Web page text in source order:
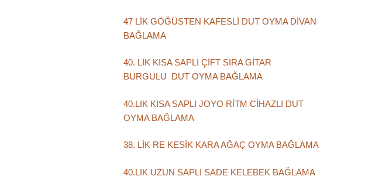
47 LİK GÖĞÜSTEN KAFESLİ DUT OYMA DİVAN
BAĞLAMA
40. LIK KISA SAPLI ÇİFT SIRA GİTAR
BURGULU DUT OYMA BAĞLAMA
40.LIK KISA SAPLI JOYO RİTM CİHAZLI DUT
OYMA BAĞLAMA
38. LİK RE KESİK KARA AĞAÇ OYMA BAĞLAMA
40.LIK UZUN SAPLI SADE KELEBEK BAĞLAMA